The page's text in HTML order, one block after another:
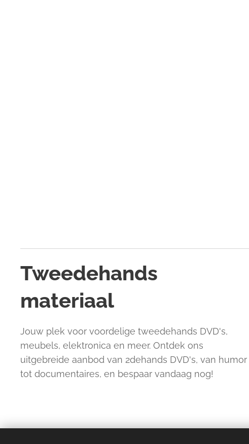
Tweedehands
materiaal
Jouw plek voor voordelige tweedehands DVD's,
meubels, elektronica en meer. Ontdek ons
uitgebreide aanbod van 2dehands DVD's, van humor
tot documentaires, en bespaar vandaag nog!